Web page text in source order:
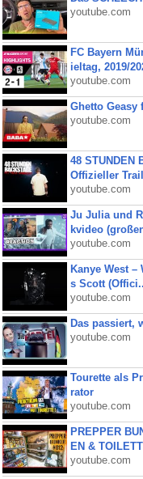
youtube.com
FC Bayern
ieltag, 2019/
youtube.com
Ghetto Geasy
youtube.com
48 STUNDEN
Offizieller
youtube.com
Ju Julia und
kvideo
youtube.com
Kanye West –
s Scott
youtube.com
Das passiert,
youtube.com
Tourette als
rator
youtube.com
PREPPER
EN &
youtube.com